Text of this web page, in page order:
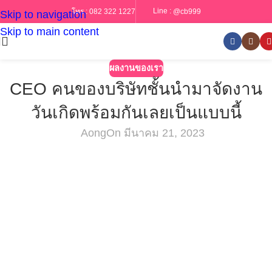
Skip to navigation
Skip to main content
โทร : 082 322 1227 Line : @cb999
ผลงานของเรา
CEO คนของบริษัทชั้นนำมาจัดงาน
วันเกิดพร้อมกันเลยเป็นแบบนี้
AongOn มีนาคม 21, 2023